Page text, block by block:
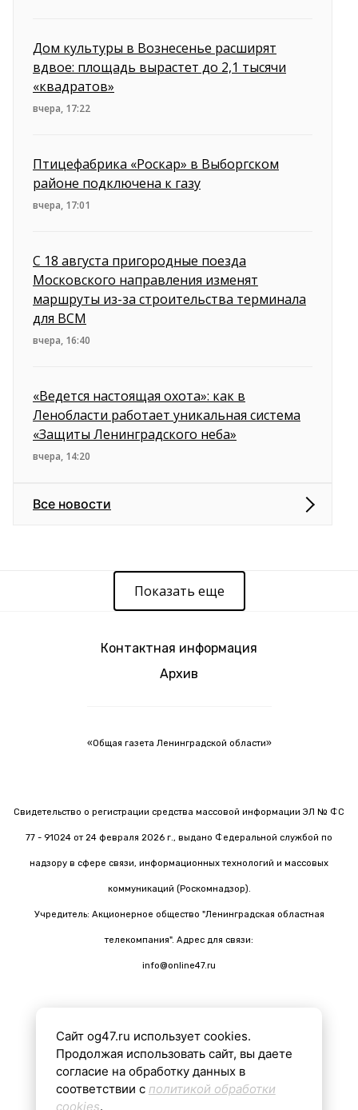
Дом культуры в Вознесенье расширят
вдвое: площадь вырастет до 2,1 тысячи
«квадратов»
вчера, 17:22
Птицефабрика «Роскар» в Выборгском
районе подключена к газу
вчера, 17:01
С 18 августа пригородные поезда
Московского направления изменят
маршруты из-за строительства терминала
для ВСМ
вчера, 16:40
«Ведется настоящая охота»: как в
Ленобласти работает уникальная система
«Защиты Ленинградского неба»
вчера, 14:20
Все новости
Показать еще
Контактная информация
Архив
«Общая газета Ленинградской области»
Свидетельство о регистрации средства массовой информации ЭЛ № ФС
77 - 91024 от 24 февраля 2026 г., выдано Федеральной службой по
надзору в сфере связи, информационных технологий и массовых
коммуникаций (Роскомнадзор).
Учредитель: Акционерное общество "Ленинградская областная
телекомпания". Адрес для связи:
info@online47.ru
Все материалы на сайте подготовлены с помощью ИИ
16+
Сайт og47.ru использует cookies.
Продолжая использовать сайт, вы даете
согласие на обработку данных в
соответствии с политикой обработки
cookies.